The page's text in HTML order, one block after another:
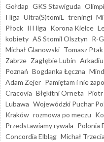
Gołdap GKS Stawiguda
I liga Ultra(S)tomiL treningi
Płock III liga Korona Kielce
kobiety AS Stomil Olsztyn R-
Michał Glanowski Tomasz Ptak
Zabrze Zagłębie Lubin
Poznań Bogdanka Łęczna
Adam Zejer Pamiętam i nie
Cracovia Błękitni Orneta Piotr
Lubawa Wojewódzki Puchar
Kraków rozmowa po meczu
Przedstawiamy rywala Polonia
Concordia Elbląg Michał